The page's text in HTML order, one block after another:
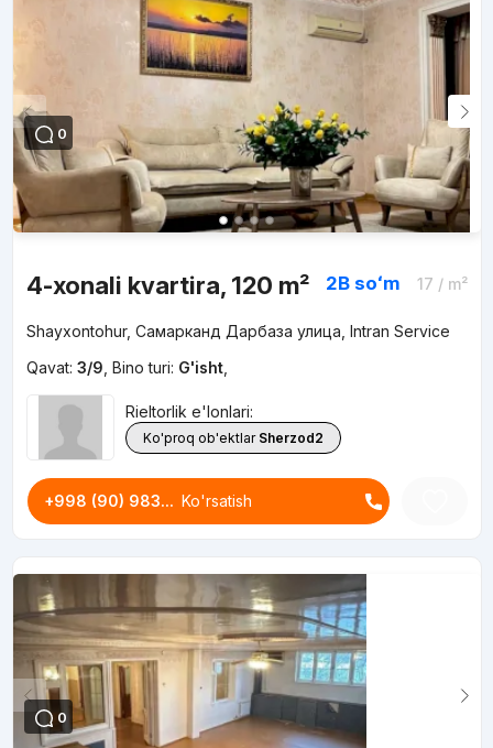
0
4-xonali kvartira, 120 m² 2B soʻm 17 / m²
Shayxontohur, Самарканд Дарбаза улица, Intran Service
Qavat: 3/9 Bino turi: G'isht,
Rieltorlik e'lonlari:
Ko'proq ob'ektlar Sherzod2
+998 (90) 983... Ko'rsatish
0